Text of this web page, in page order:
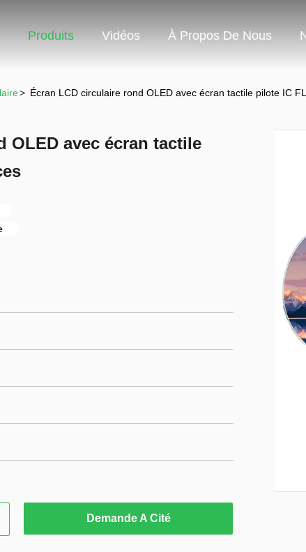
Produits Vidéos À Propos De Nous
> Écran LCD circulaire rond OLED avec écran tactile pilote IC
OLED avec écran tactile
Demande A Cité